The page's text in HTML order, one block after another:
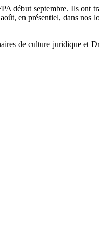
début septembre. Ils ont
en présentiel, dans nos
de culture juridique et